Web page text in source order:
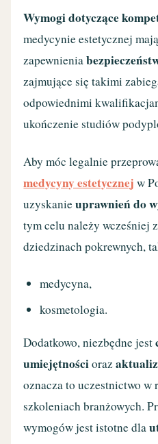
Wymogi dotyczące
medycynie estetycznej
zapewnienia
zajmujące się takimi
odpowiednimi
ukończenie studiów
Aby móc legalnie
medycyny estetycznej w
uzyskanieuprawnień do
tym celu należy wcześniej
dziedzinach pokrewnych,
medycyna,
kosmetologia.
Dodatkowo, niezbędne jest
umiejętnościoraz
oznacza to uczestnictwo w
szkoleniach branżowych.
wymogów jest istotne dla